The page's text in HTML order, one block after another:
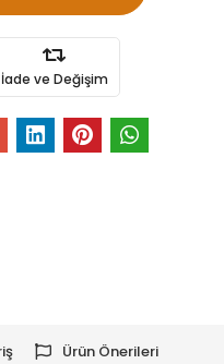
İade ve Değişim
Ürün Önerileri